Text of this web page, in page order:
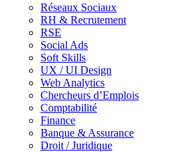
Réseaux Sociaux
RH & Recrutement
RSE
Social Ads
Soft Skills
UX / UI Design
Web Analytics
Chercheurs d’Emplois
Comptabilité
Finance
Banque & Assurance
Droit / Juridique